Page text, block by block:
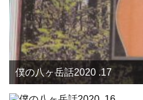
僕の八ヶ岳話2020 .17